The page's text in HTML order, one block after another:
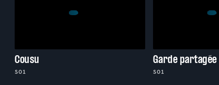
Cousu
S01
Garde partagée
S01